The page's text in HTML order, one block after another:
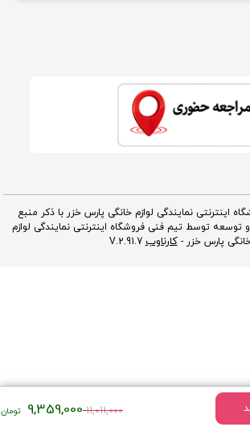
11,011,000قیمت
9,359,000
اینترنتی نمایندگی لوازم خانگی پارس خزر با ذکر منبع
توسعه توسط تیم فنی فروشگاه اینترنتی نمایندگی لوازم
پارس خزر -کارناوب V.2.91.7